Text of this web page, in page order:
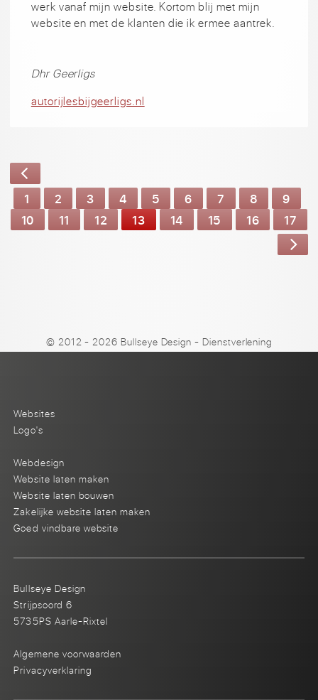
werk vanaf mijn website. Kortom blij met mijn
website en met de klanten die ik ermee aantrek.
Dhr Geerligs
autorijlesbijgeerligs.nl
1 2 3 4 5 6 7 8
9
10
11 12 13 14 15 16 17
© 2012 - 2026 Bullseye Design-Dienstverlening
Websites
Logo's
Webdesign
Website laten maken
Website laten bouwen
Zakelijke website laten maken
Goed vindbare website
Bullseye Design
Strijpsoord 6
5735PS Aarle-Rixtel
Algemene voorwaarden
Privacyverklaring